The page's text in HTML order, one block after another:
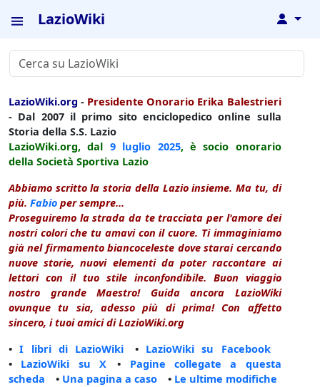
LazioWiki ↓
LazioWiki.org - Presidente Onorario Erika Balestrieri
- Dal 2007 il primo sito enciclopedico online sulla
Storia della S.S. Lazio
LazioWiki.org, dal 9 luglio 2025, è socio onorario
della Società Sportiva Lazio
Abbiamo scritto la storia della Lazio insieme. Ma tu, di
più. Fabio per sempre...
Proseguiremo la strada da te tracciata per l'amore dei
nostri colori che tu amavi con il cuore. Ti immaginiamo
già nel firmamento biancoceleste dove starai cercando
nuove storie, nuovi elementi da poter raccontare ai
lettori con il tuo stile inconfondibile. Buon viaggio
nostro grande Maestro! Guida ancora LazioWiki
ovunque tu sia, adesso più di prima! Con affetto
sincero, i tuoi amici di LazioWiki.org
•I libri di LazioWiki • LazioWiki su Facebook
• LazioWiki su X • Pagine collegate a questa
scheda • Una pagina a caso • Le ultime modifiche